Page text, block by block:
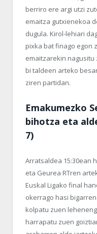
berriro ere argi utzi
emaitza gutxienekoa
dugula. Kirol-lehiari
pixka bat finago egon
emaitzarekin
bi taldeen arteko
ziren partidan.
Emakumezko
bihotza eta
7)
Arratsaldea 15:30ean
eta Geurea RTren
Euskal Ligako final
okerrago hasi
kolpatu zuen
harrapatu zuen